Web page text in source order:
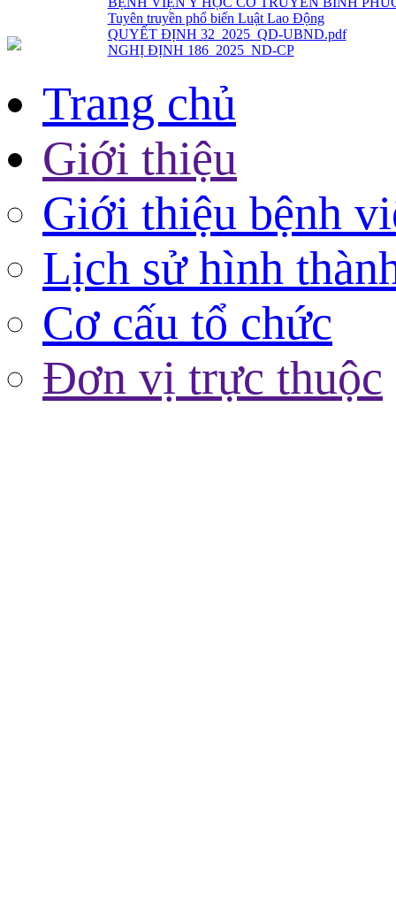
Trang chủ
Giới thiệu
Giới thiệu bệnh
Lịch sử hình
Cơ cấu tổ chức
Đơn vị trực thuộc
NGHỊ ĐỊNH 186_2025_ND-CP